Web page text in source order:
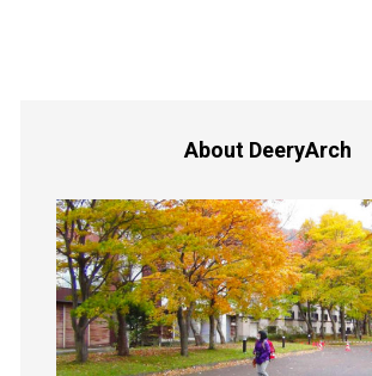
About DeeryArch